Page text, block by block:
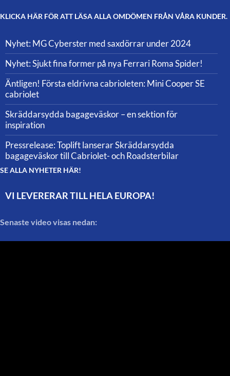
KLICKA HÄR FÖR ATT LÄSA ALLA OMDÖMEN FRÅN VÅRA KUNDER.
Nyhet: MG Cyberster med saxdörrar under 2024
Nyhet: Sjukt fina former på nya Ferrari Roma Spider!
Äntligen! Första eldrivna cabrioleten: Mini Cooper SE
cabriolet
Skräddarsydda bagageväskor – en sektion för
inspiration
Pressrelease: Toplift lanserar Skräddarsydda
bagageväskor till Cabriolet- och Roadsterbilar
SE ALLA NYHETER HÄR!
VI LEVERERAR TILL HELA EUROPA!
Senaste video visas nedan: